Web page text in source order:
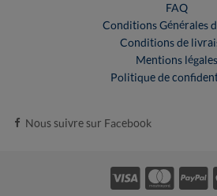
FAQ
Conditions Générales
Conditions de
Mentions légales
Politique de
Nous suivre sur Facebook